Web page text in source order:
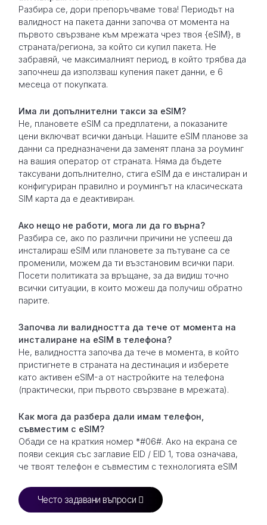
Разбира се, дори препоръчваме това! Периодът на
валидност на пакета данни започва от момента на
първото свързване към мрежата чрез твоя {eSIM}, в
страната/региона, за който си купил пакета. Не
забравяй, че максималният период, в който трябва да
започнеш да използваш купения пакет данни, е 6
месеца от покупката.
Има ли допълнителни такси за eSIM?
Не, плановете eSIM са предплатени, а показаните
цени включват всички данъци. Нашите eSIM планове за
данни са предназначени да заменят плана за роуминг
на вашия оператор от страната. Няма да бъдете
таксувани допълнително, стига eSIM да е инсталиран и
конфигуриран правилно и роумингът на класическата
SIM карта да е деактивиран.
Ако нещо не работи, мога ли да го върна?
Разбира се, ако по различни причини не успееш да
инсталираш eSIM или плановете за пътуване са се
променили, можем да ти възстановим всички пари.
Посети политиката за връщане, за да видиш точно
всички ситуации, в които можеш да получиш обратно
парите.
Започва ли валидността да тече от момента на
инсталиране на eSIM в телефона?
Не, валидността започва да тече в момента, в който
пристигнете в страната на дестинация и изберете
като активен eSIM-а от настройките на телефона
(практически, при първото свързване в мрежата).
Как мога да разбера дали имам телефон,
съвместим с eSIM?
Обади се на краткия номер *#06#. Ако на екрана се
появи секция със заглавие EID / EID 1, това означава,
че твоят телефон е съвместим с технологията eSIM
Често задавани въпроси